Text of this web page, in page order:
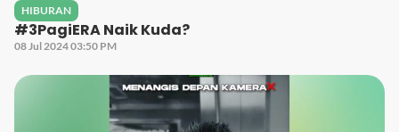
HIBURAN
#3PagiERA Naik Kuda?
08 Jul 2024 03:50 PM